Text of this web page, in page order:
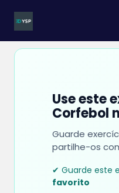
Use este
Corfebol
Guarde
partilhe-os
✔ Guarde este
favorito